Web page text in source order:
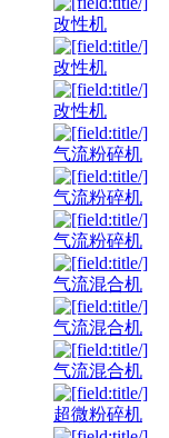
改性机
改性机
改性机
气流粉碎机
气流粉碎机
气流粉碎机
气流混合机
气流混合机
气流混合机
超微粉碎机